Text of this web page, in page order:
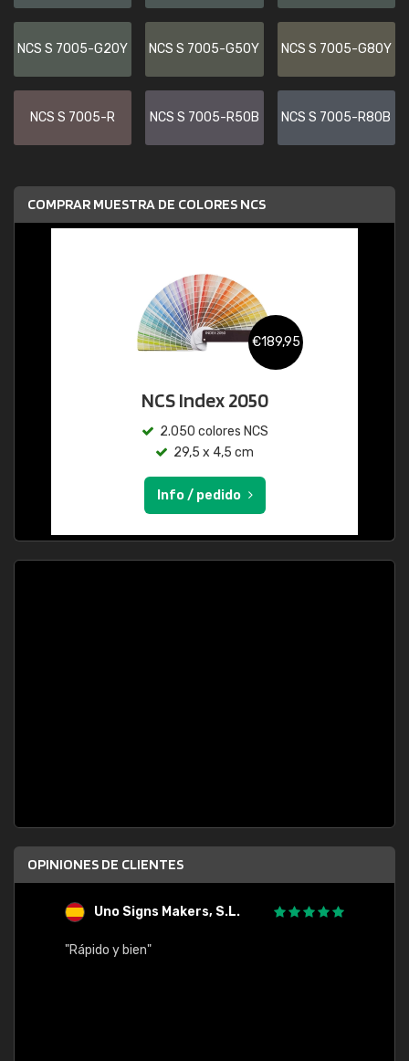
NCS S 7005-G20Y NCS S 7005-G50Y NCS S 7005-G80Y
NCS S 7005-R NCS S 7005-R50B NCS S 7005-R80B
COMPRAR MUESTRA DE COLORES NCS
€189,95
NCS Index 2050
2.050 colores NCS
29,5 x 4,5 cm
Info / pedido
OPINIONES DE CLIENTES
Uno Signs Makers, S.L.
"Rápido y bien"